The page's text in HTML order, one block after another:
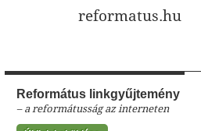
reformatus.hu
Református linkgyűjtemény
– a reformátusság az interneten